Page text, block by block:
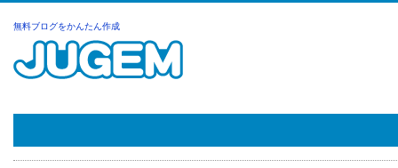
無料ブログをかんたん作成